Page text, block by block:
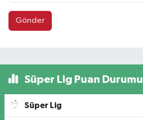
Gönder
Süper Lig Puan Durumu
Süper Lig